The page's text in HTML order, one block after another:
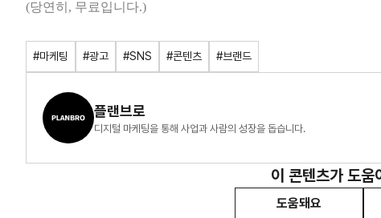
(당연히, 무료입니다.)
#마케팅 #광고 #SNS #콘텐츠 #브랜드
플랜브로
디지털 마케팅을 통해 사업과 사람의 성장을 돕습니다.
이 콘텐츠가 도움
도움돼요